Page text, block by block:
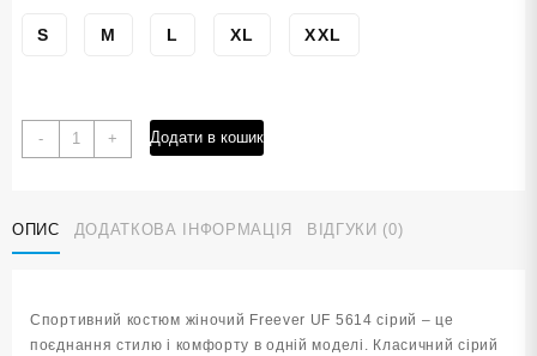
S M L XL XXL
-
Спортивний
костюм
UF
5614
+ Додати в кошик
ОПИС ДОДАТКОВА ІНФОРМАЦІЯ ВІДГУКИ (0)
Спортивний костюм жіночий Freever UF 5614 сірий – це
поєднання стилю і комфорту в одній моделі. Класичний сірий